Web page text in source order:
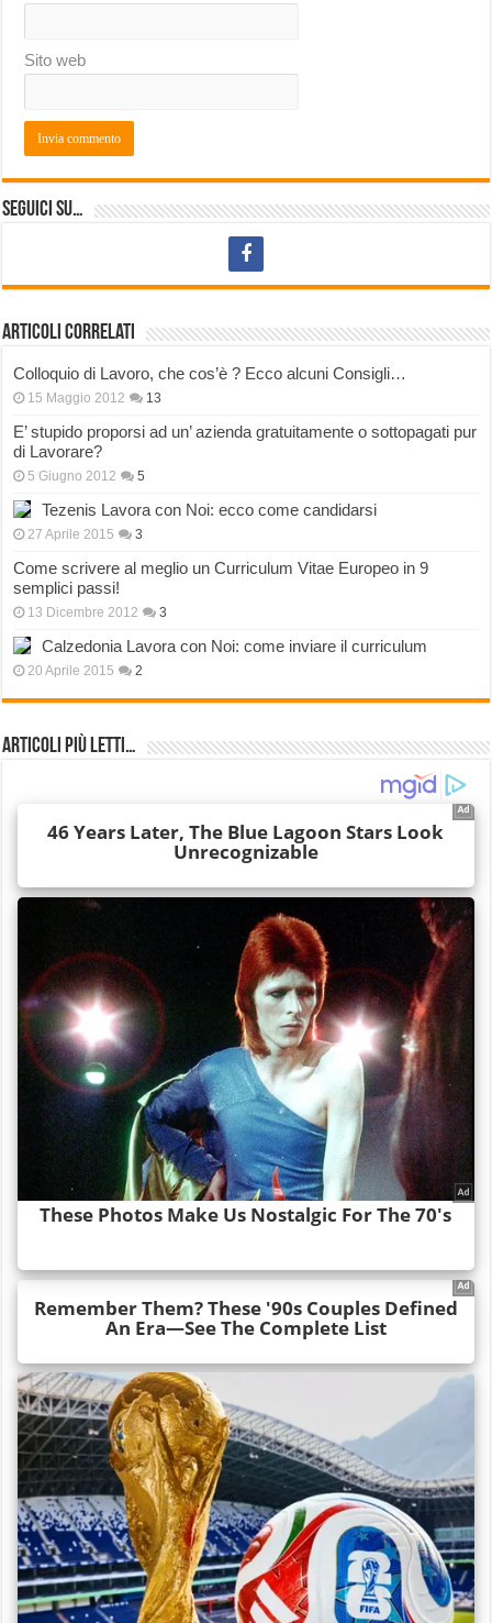
Sito web
Seguici su…
Articoli correlati
Colloquio di Lavoro, che cos’è ? Ecco alcuni Consigli…
15 Maggio 2012 13
E’ stupido proporsi ad un’ azienda gratuitamente o sottopagati pur
di Lavorare?
5 Giugno 2012 5
Tezenis Lavora con Noi: ecco come candidarsi
27 Aprile 2015 3
Come scrivere al meglio un Curriculum Vitae Europeo in 9
semplici passi!
13 Dicembre 2012 3
Calzedonia Lavora con Noi: come inviare il curriculum
20 Aprile 2015 2
Articoli più Letti…